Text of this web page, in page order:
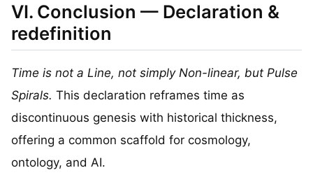
VI. Conclusion — Declaration &
redefinition
Time is not a Line, not simply Non-linear, but Pulse
Spirals. This declaration reframes time as
discontinuous genesis with historical thickness,
offering a common scaffold for cosmology,
ontology, and AI.